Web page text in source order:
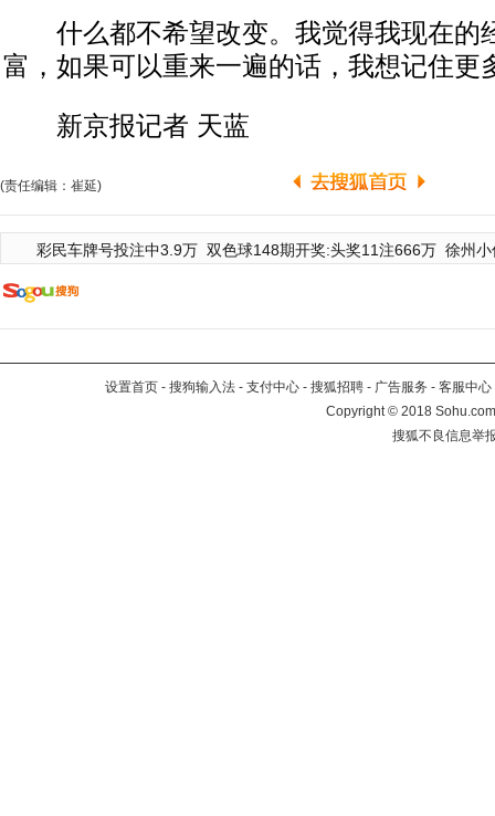
什么都不希望改变。我觉得我现在的
富，如果可以重来一遍的话，我想记住更
新京报记者 天蓝
(责任编辑：崔延)
彩民车牌号投注中3.9万 双色球148期开奖:头奖11注666万 徐州
设置首页 - 搜狗输入法 - 支付中心 - 搜狐招聘 - 广告服务 - 客服中心
Copyright©2018
搜狐不良信息举